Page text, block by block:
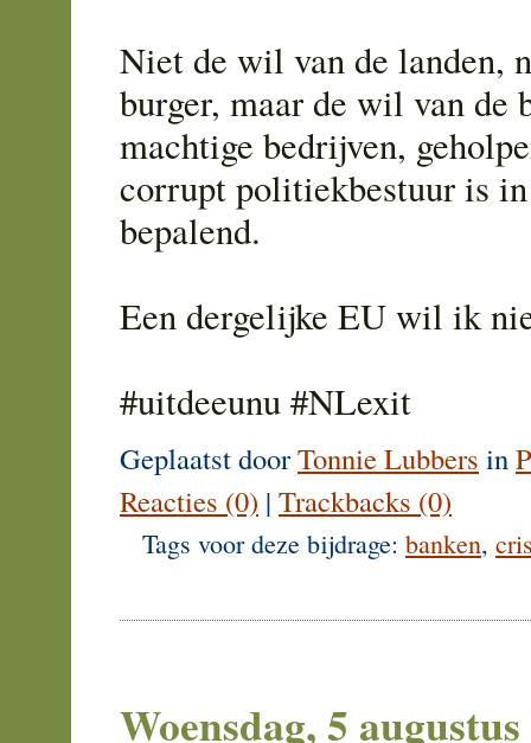
Niet de wil van de landen,
burger, maar de wil van de
machtige bedrijven,
corrupt politiekbestuur is
bepalend.
Een dergelijke EU wil ik
#uitdeeunu #NLexit
Geplaatst doorTonnie Lubbers in
Reacties (0) | Trackbacks (0)
Tags voor deze bijdrage: banken,
Woensdag, 5